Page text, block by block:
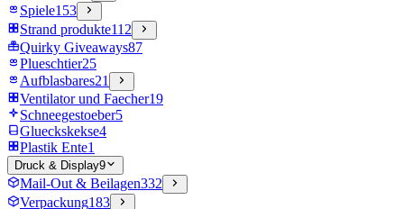
Spiele153
Strand produkte112
Quirky Giveaways87
Plueschtier25
Aufblasbares21
Ventilator und Faecher19
Schneegestoeber5
Glueckskekse4
Plastik Ente1
Druck & Display9
Mail-Out & Beilagen332
Verpackung183